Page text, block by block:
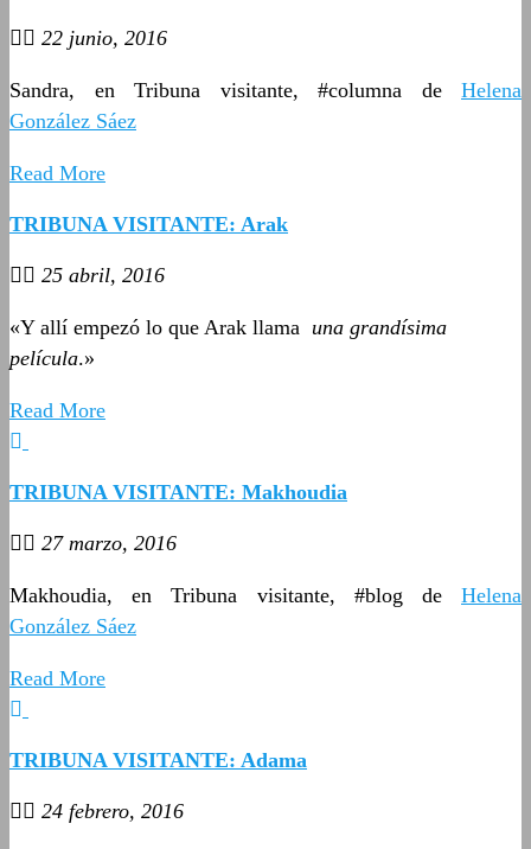
22 junio, 2016
Sandra, en Tribuna visitante, #columna de Helena
González Sáez
Read More
TRIBUNA VISITANTE: Arak
25 abril, 2016
«Y allí empezó lo que Arak llama una grandísima
película.»
Read More
TRIBUNA VISITANTE: Makhoudia
27 marzo, 2016
Makhoudia, en Tribuna visitante, #blog de Helena
González Sáez
Read More
TRIBUNA VISITANTE: Adama
24 febrero, 2016